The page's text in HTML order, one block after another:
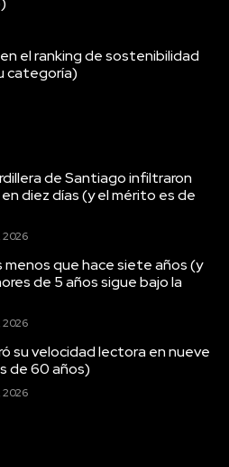
el ranking de sostenibilidad
categoría)
de Santiago infiltraron
diez días (y el mérito es de
2026
menos que hace siete años (y
de 5 años sigue bajo la
2026
su velocidad lectora en nueve
de 60 años)
2026